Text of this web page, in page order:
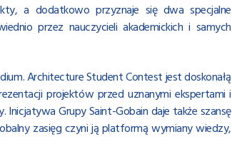
a dodatkowo przyznaje się dwa specjalne
przez nauczycieli akademickich i samych
Architecture Student Contest jest doskonałą
projektów przed uznanymi ekspertami i
Grupy Saint-Gobain daje także szansę
zasięg czyni ją platformą wymiany wiedzy,